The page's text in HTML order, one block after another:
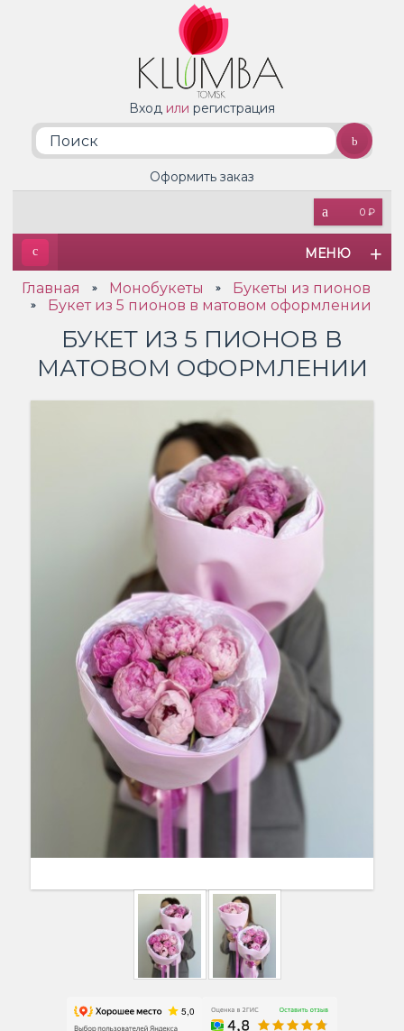
Вход или регистрация
0 ₽
Оформить заказ
МЕНЮ
Главная » Монобукеты » Букеты из пионов
» Букет из 5 пионов в матовом оформлении
БУКЕТ ИЗ 5 ПИОНОВ В
МАТОВОМ ОФОРМЛЕНИИ